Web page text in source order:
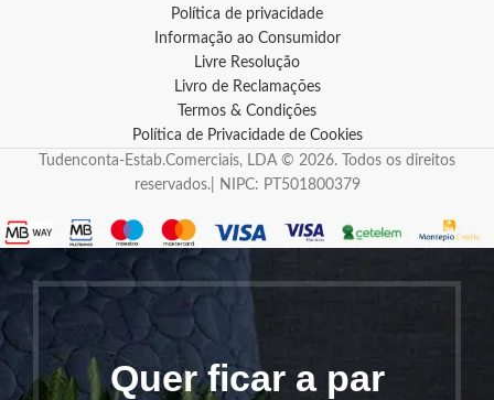
Política de privacidade
Informação ao Consumidor
Livre Resolução
Livro de Reclamações
Termos & Condições
Política de Privacidade de Cookies
Tudenconta-Estab.Comerciais, LDA © 2026. Todos os direitos
reservados.| NIPC: PT501800379
Quer ficar a par